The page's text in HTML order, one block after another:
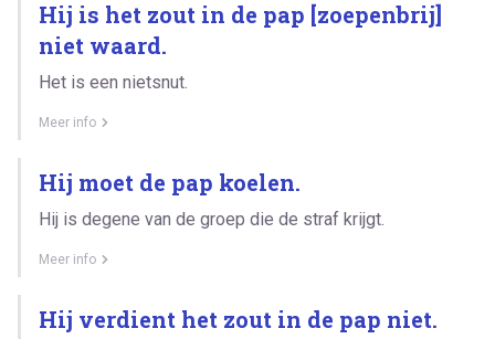
Hij is het zout in de pap [zoepenbrij]
niet waard.
Het is een nietsnut.
Meer info
Hij moet de pap koelen.
Hij is degene van de groep die de straf krijgt.
Meer info
Hij verdient het zout in de pap niet.